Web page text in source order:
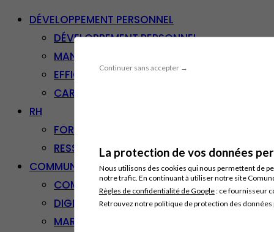
Continuer sans accepter →
La protection de vos données
Nous utilisons des cookies qui nous permettent de
notre trafic. En continuant à utiliser notre site
Règles de confidentialité de Google: ce fournisseur
Retrouvez notre politique de protection des
DÉVELOPPEMENT PERSONNEL
DÉVELOPPEMENT PERSONNEL
MANAGEMENT
EFFICACITÉ PROFESSIONNELLE
CARRIÈRE & RECONVERSION
RH
FORMATION PROFESSIONNELLE
RESSOURCES HUMAINES
COMMUNICATION/DIGITAL
COMMUNICATION
DIGITAL
MARKETING